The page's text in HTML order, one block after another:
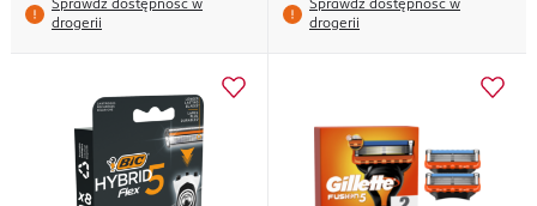
Sprawdź dostępność w
drogerii
Sprawdź dostępność w
drogerii